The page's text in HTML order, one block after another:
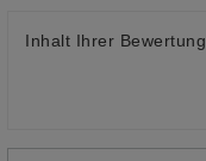
Inhalt Ihrer Bewertung